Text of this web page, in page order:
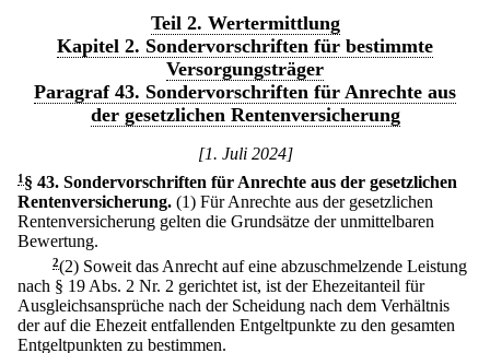
Teil 2. Wertermittlung
Kapitel 2. Sondervorschriften für bestimmte
Versorgungsträger
Paragraf 43. Sondervorschriften für Anrechte aus
der gesetzlichen Rentenversicherung
[1. Juli 2024]
1 § 43. Sondervorschriften für Anrechte aus der gesetzlichen
Rentenversicherung. (1) Für Anrechte aus der gesetzlichen
Rentenversicherung gelten die Grundsätze der unmittelbaren
Bewertung.
2(2) Soweit das Anrecht auf eine abzuschmelzende Leistung
nach § 19 Abs. 2 Nr. 2 gerichtet ist, ist der Ehezeitanteil für
Ausgleichsansprüche nach der Scheidung nach dem Verhältnis
der auf die Ehezeit entfallenden Entgeltpunkte zu den gesamten
Entgeltpunkten zu bestimmen.